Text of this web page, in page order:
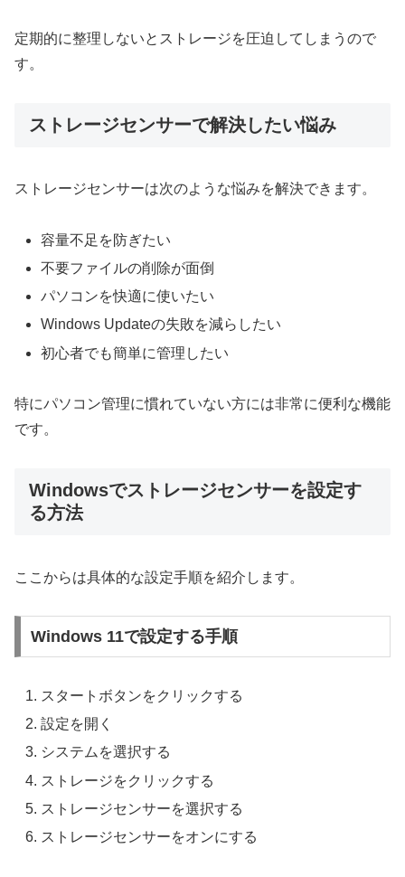
定期的に整理しないとストレージを圧迫してしまうので
す。
ストレージセンサーで解決したい悩み
ストレージセンサーは次のような悩みを解決できます。
容量不足を防ぎたい
不要ファイルの削除が面倒
パソコンを快適に使いたい
Windows Updateの失敗を減らしたい
初心者でも簡単に管理したい
特にパソコン管理に慣れていない方には非常に便利な機能
です。
Windowsでストレージセンサーを設定す
る方法
ここからは具体的な設定手順を紹介します。
Windows 11で設定する手順
スタートボタンをクリックする
設定を開く
システムを選択する
ストレージをクリックする
ストレージセンサーを選択する
ストレージセンサーをオンにする